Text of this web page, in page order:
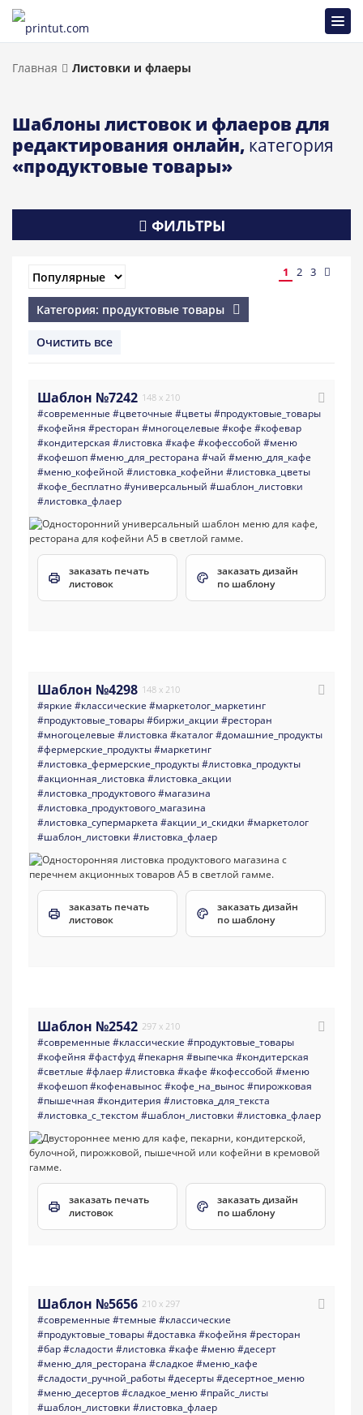
Главная Листовки и флаеры
Шаблоны листовок и флаеров для
редактирования онлайн, категория
«продуктовые товары»
ФИЛЬТРЫ
1 2 3
Категория: продуктовые товары
Очистить все
Шаблон №7242 148 x 210
#современные #цветочные #цветы#продуктовые_товары
#кофейня #ресторан #многоцелевые #кофе #кофевар
#кондитерская #листовка #кафе #кофессобой #меню
#кофешоп#меню_для_ресторана #чай #меню_для_кафе
#меню_кофейной #листовка_кофейни #листовка_цветы
#кофе_бесплатно#универсальный #шаблон_листовки
#листовка_флаер
заказать печать
листовок
заказать дизайн
по шаблону
Шаблон №4298 148 x 210
#яркие #классические #маркетолог_маркетинг
#продуктовые_товары#биржи_акции #ресторан
#многоцелевые #листовка #каталог#домашние_продукты
#фермерские_продукты#маркетинг
#листовка_фермерские_продукты#листовка_продукты
#акционная_листовка #листовка_акции
#листовка_продуктового#магазина
#листовка_продуктового_магазина
#листовка_супермаркета #акции_и_скидки #маркетолог
#шаблон_листовки #листовка_флаер
заказать печать
листовок
заказать дизайн
по шаблону
Шаблон №2542 297 x 210
#современные #классические #продуктовые_товары
#кофейня #фастфуд#пекарня #выпечка #кондитерская
#светлые #флаер#листовка #кафе #кофессобой #меню
#кофешоп#кофенавынос#кофе_на_вынос#пирожковая
#пышечная #кондитерия #листовка_для_текста
#листовка_с_текстом #шаблон_листовки #листовка_флаер
заказать печать
листовок
заказать дизайн
по шаблону
Шаблон №5656 210 x 297
#современные #темные #классические
#продуктовые_товары#доставка #кофейня #ресторан
#бар#сладости #листовка #кафе #меню#десерт
#меню_для_ресторана #сладкое #меню_кафе
#сладости_ручной_работы#десерты#десертное_меню
#меню_десертов#сладкое_меню#прайс_листы
#шаблон_листовки #листовка_флаер